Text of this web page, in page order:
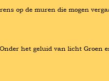
op de muren die mogen
het geluid van licht Groen